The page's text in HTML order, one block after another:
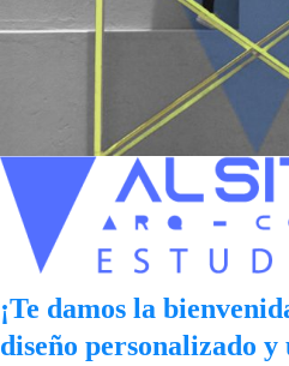
¡Te damos la
diseño personalizado y